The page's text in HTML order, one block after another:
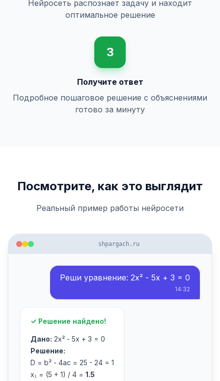
Нейросеть распознает задачу и находит
оптимальное решение
3
Получите ответ
Подробное пошаговое решение с объяснениями
готово за минуту
Посмотрите, как это выглядит
Реальный пример работы нейросети
shpargach.ru
Реши уравнение: 2x² - 5x + 3 = 0
14:32
✓ Решение найдено!
Дано: 2x² - 5x + 3 = 0
Решение:
D = b² - 4ac = 25 - 24 = 1
x₁ = (5 + 1) / 4 = 1.5